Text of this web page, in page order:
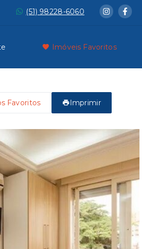
(51) 98228-6060
Imóveis Favoritos
Favoritos Imprimir